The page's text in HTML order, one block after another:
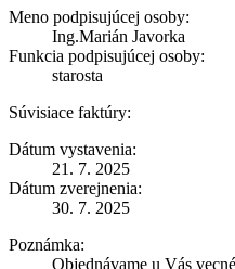
Meno podpisujúcej osoby:
Ing.Marián Javorka
Funkcia podpisujúcej osoby:
starosta
Súvisiace faktúry:
Dátum vystavenia:
21. 7. 2025
Dátum zverejnenia:
30. 7. 2025
Poznámka:
Objednávame u Vás